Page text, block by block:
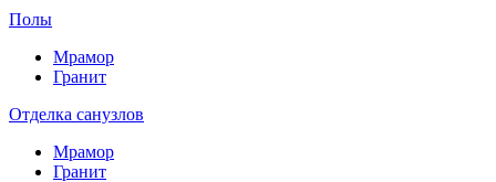
Полы
Мрамор
Гранит
Отделка санузлов
Мрамор
Гранит